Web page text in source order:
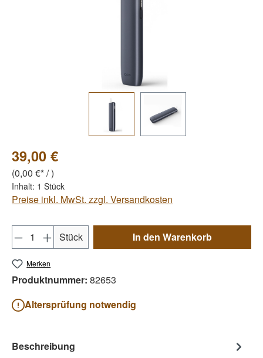
39,00 €
(0,00 €* / )
Inhalt: 1 Stück
Preise inkl. MwSt. zzgl. Versandkosten
Produkt Anzahl: Gib den gewünschten
Stück In den Warenkorb
Merken
Produktnummer: 82653
Altersprüfung notwendig
Beschreibung